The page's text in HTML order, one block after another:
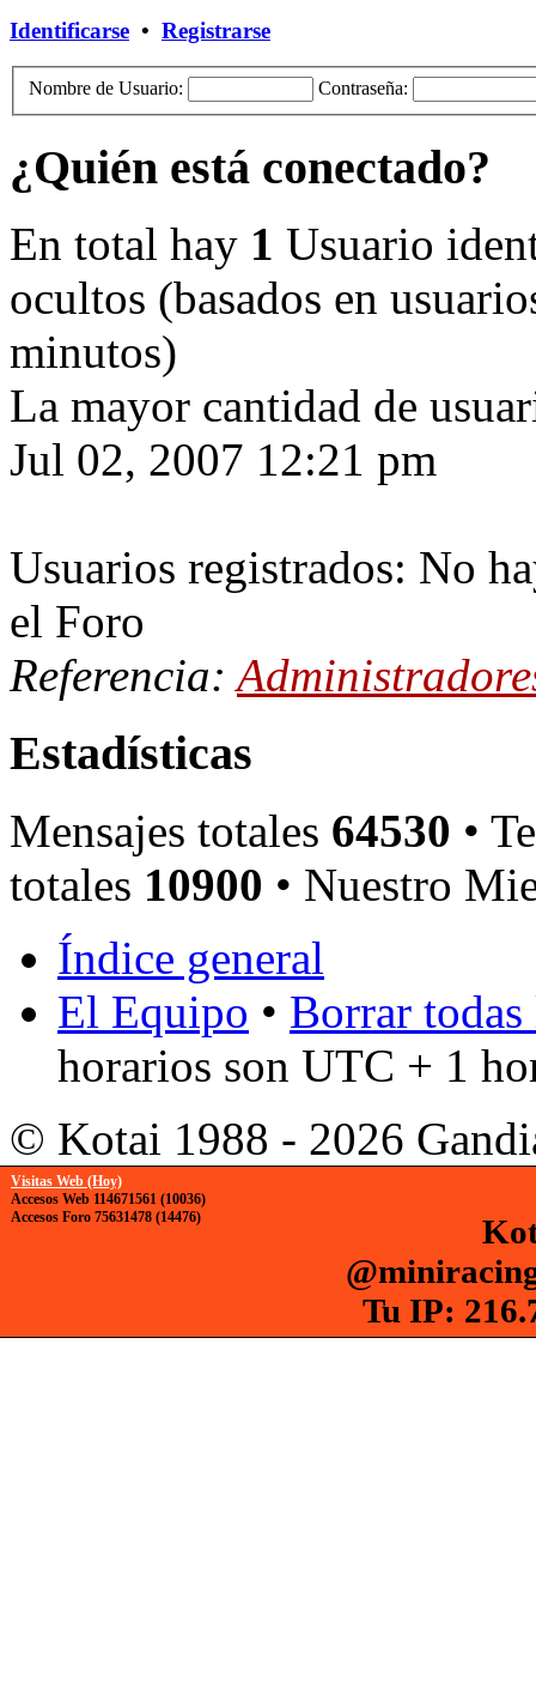
Identificarse • Registrarse
Nombre de Usuario: Contraseña:
¿Quién está conectado?
En total hay 1 Usuario
ocultos (basados en
minutos)
La mayor cantidad de
Jul 02, 2007 12:21 pm
Usuarios registrados: No
el Foro
Referencia:
Estadísticas
Mensajes totales 64530 •
totales 10900 • Nuestro
Índice general
El Equipo • Borrar
horarios son UTC + 1
© Kotai 1988 - 2026
Visitas Web (Hoy)
Accesos Web 114671561 (10036)
Accesos Foro 75631478 (14476)
Tu IP: